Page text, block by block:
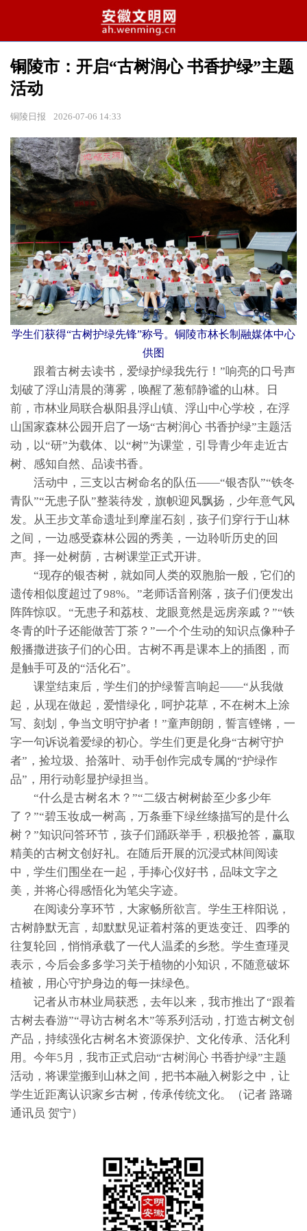
铜陵市：开启“古树润心 书香护绿”主题
活动
铜陵日报 2026-07-06 14:33
学生们获得“古树护绿先锋”称号。铜陵市林长制融媒体中心
供图
跟着古树去读书，爱绿护绿我先行！”响亮的口号声
划破了浮山清晨的薄雾，唤醒了葱郁静谧的山林。日
前，市林业局联合枞阳县浮山镇、浮山中心学校，在浮
山国家森林公园开启了一场“古树润心 书香护绿”主题活
动，以“研”为载体、以“树”为课堂，引导青少年走近古
树、感知自然、品读书香。
活动中，三支以古树命名的队伍——“银杏队”“铁冬
青队”“无患子队”整装待发，旗帜迎风飘扬，少年意气风
发。从王步文革命遗址到摩崖石刻，孩子们穿行于山林
之间，一边感受森林公园的秀美，一边聆听历史的回
声。择一处树荫，古树课堂正式开讲。
“现存的银杏树，就如同人类的双胞胎一般，它们的
遗传相似度超过了98%。”老师话音刚落，孩子们便发出
阵阵惊叹。“无患子和荔枝、龙眼竟然是远房亲戚？”“铁
冬青的叶子还能做苦丁茶？”一个个生动的知识点像种子
般播撒进孩子们的心田。古树不再是课本上的插图，而
是触手可及的“活化石”。
课堂结束后，学生们的护绿誓言响起——“从我做
起，从现在做起，爱惜绿化，呵护花草，不在树木上涂
写、刻划，争当文明守护者！”童声朗朗，誓言铿锵，一
字一句诉说着爱绿的初心。学生们更是化身“古树守护
者”，捡垃圾、拾落叶、动手创作完成专属的“护绿作
品”，用行动彰显护绿担当。
“什么是古树名木？”“二级古树树龄至少多少年
了？”“碧玉妆成一树高，万条垂下绿丝绦描写的是什么
树？”知识问答环节，孩子们踊跃举手，积极抢答，赢取
精美的古树文创好礼。在随后开展的沉浸式林间阅读
中，学生们围坐在一起，手捧心仪好书，品味文字之
美，并将心得感悟化为笔尖字迹。
在阅读分享环节，大家畅所欲言。学生王梓阳说，
古树静默无言，却默默见证着村落的更迭变迁、四季的
往复轮回，悄悄承载了一代人温柔的乡愁。学生查瑾灵
表示，今后会多多学习关于植物的小知识，不随意破坏
植被，用心守护身边的每一抹绿色。
记者从市林业局获悉，去年以来，我市推出了“跟着
古树去春游”“寻访古树名木”等系列活动，打造古树文创
产品，持续强化古树名木资源保护、文化传承、活化利
用。今年5月，我市正式启动“古树润心 书香护绿”主题
活动，将课堂搬到山林之间，把书本融入树影之中，让
学生近距离认识家乡古树，传承传统文化。（记者 路璐
通讯员 贺宁）